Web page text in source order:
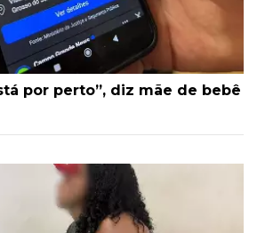
por perto”, diz mãe de bebê